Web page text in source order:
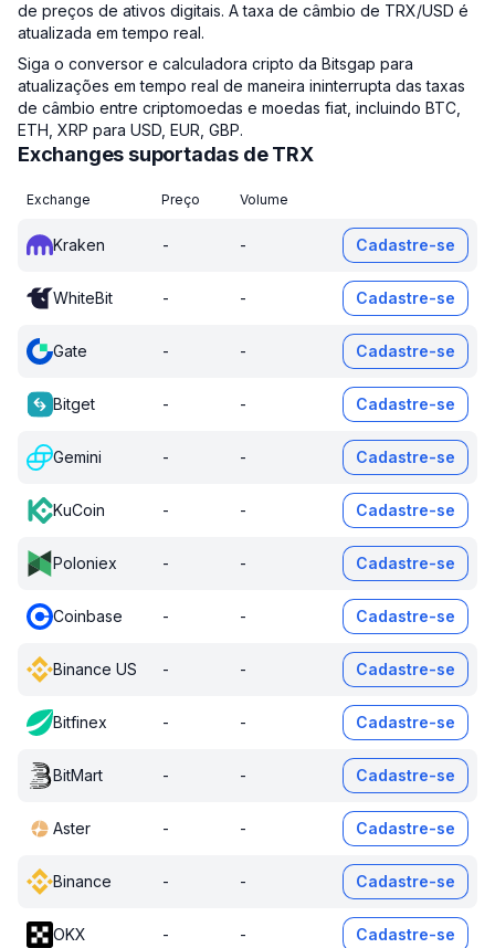
de preços de ativos digitais. A taxa de câmbio de TRX/USD é
atualizada em tempo real.
Siga o conversor e calculadora cripto da Bitsgap para
atualizações em tempo real de maneira ininterrupta das taxas
de câmbio entre criptomoedas e moedas fiat, incluindo BTC,
ETH, XRP para USD, EUR, GBP.
Exchanges suportadas de TRX
Exchange Preço Volume
Kraken - - Cadastre-se
WhiteBit - - Cadastre-se
Gate - - Cadastre-se
Bitget - - Cadastre-se
Gemini - - Cadastre-se
KuCoin - - Cadastre-se
Poloniex - - Cadastre-se
Coinbase - - Cadastre-se
Binance US - - Cadastre-se
Bitfinex - - Cadastre-se
BitMart - - Cadastre-se
Aster - - Cadastre-se
Binance - - Cadastre-se
OKX - - Cadastre-se